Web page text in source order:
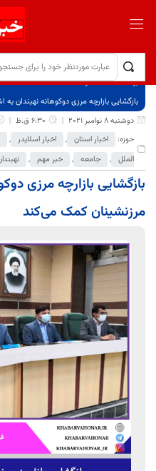
برگ نخست
نوشته‌ها
بازگشایی بازارچه مرزی دوکوهانه نهبندان
دوشنبه 8 نوامبر 2021
6:30 ق.ظ
حوزه:
اخبار استان , اخبار اسلایدر ,
الملل , جامعه , خبر مهم ,
بازگشایی بازارچه مرزی
مرزنشینان کمک می‌کند